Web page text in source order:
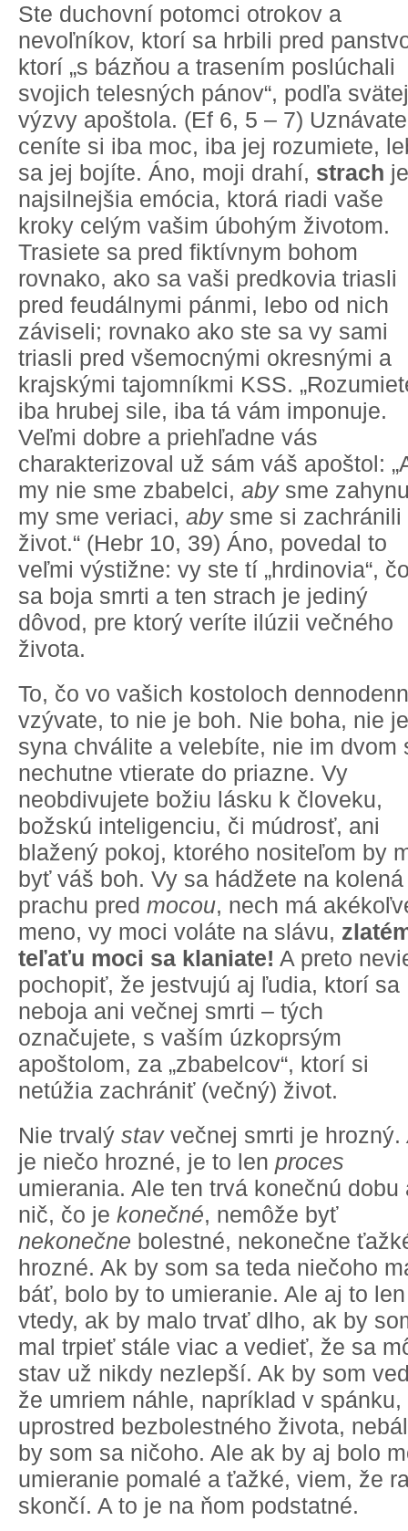
Ste duchovní potomci otrokov a
nevoľníkov, ktorí sa hrbili pred
ktorí „s bázňou a trasením poslúchali
svojich telesných pánov“, podľa svätej
výzvy apoštola. (Ef 6, 5 – 7)
ceníte si iba moc, iba jej rozumiete,
sa jej bojíte. Áno, moji drahí, strach
najsilnejšia emócia, ktorá riadi vaše
kroky celým vašim úbohým životom.
Trasiete sa pred fiktívnym bohom
rovnako, ako sa vaši predkovia triasli
pred feudálnymi pánmi, lebo od nich
záviseli; rovnako ako ste sa vy sami
triasli pred všemocnými okresnými a
krajskými tajomníkmi KSS.
iba hrubej sile, iba tá vám imponuje.
Veľmi dobre a priehľadne vás
charakterizoval už sám váš apoštol:
my nie sme zbabelci, abysme
my sme veriaci, abysme si zachránili
život.“ (Hebr 10, 39) Áno, povedal to
veľmi výstižne: vy ste tí „hrdinovia“,
sa boja smrti a ten strach je jediný
dôvod, pre ktorý veríte ilúzii večného
života.
To, čo vo vašich kostoloch
vzývate, to nie je boh. Nie boha, nie
syna chválite a velebíte, nie im dvom
nechutne vtierate do priazne. Vy
neobdivujete božiu lásku k človeku,
božskú inteligenciu, či múdrosť, ani
blažený pokoj, ktorého nositeľom by
byť váš boh. Vy sa hádžete na
prachu pred mocou, nech má
meno, vy moci voláte na slávu,
teľaťu moci sa klaniate! A preto
pochopiť, že jestvujú aj ľudia, ktorí sa
neboja ani večnej smrti – tých
označujete, s vaším úzkoprsým
apoštolom, za „zbabelcov“, ktorí si
netúžia zachrániť (večný) život.
Nie trvalý stavvečnej smrti je hrozný.
je niečo hrozné, je to len proces
umierania. Ale ten trvá konečnú dobu
nič, čo je konečné, nemôže byť
nekonečne bolestné, nekonečne
hrozné. Ak by som sa teda niečoho
báť, bolo by to umieranie. Ale aj to len
vtedy, ak by malo trvať dlho, ak by
mal trpieť stále viac a vedieť, že sa
stav už nikdy nezlepší. Ak by som
že umriem náhle, napríklad v spánku,
uprostred bezbolestného života, nebál
by som sa ničoho. Ale ak by aj bolo
umieranie pomalé a ťažké, viem, že
skončí. A to je na ňom podstatné.